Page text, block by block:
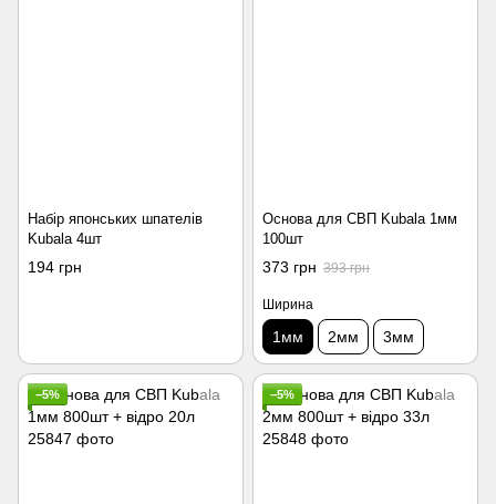
Набір японських шпателів
Kubala 4шт
194 грн
Основа для СВП Kubala 1мм
100шт
373 грн 393 грн
Ширина
1мм 2мм 3мм
−5% −5%